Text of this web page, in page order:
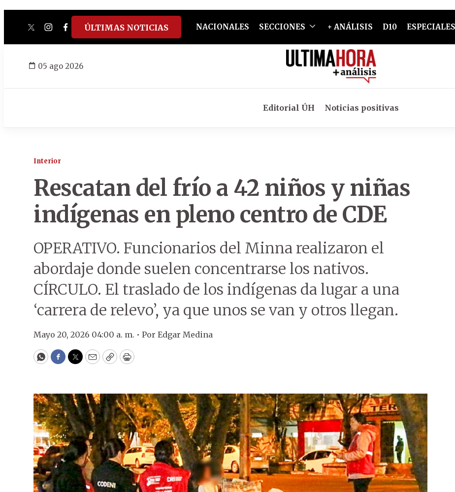
twitterinstagram
facebook
tiktokyoutube
spotify
ÚLTIMAS NOTICIAS NACIONALES SECCIONES + ANÁLISIS D10 ESPECIALES
05 ago 2026
Editorial ÚH Noticias positivas
Interior
Rescatan del frío a 42 niños y niñas
indígenas en pleno centro de CDE
OPERATIVO. Funcionarios del Minna realizaron el
abordaje donde suelen concentrarse los nativos.
CÍRCULO. El traslado de los indígenas da lugar a una
‘carrera de relevo’, ya que unos se van y otros llegan.
Mayo 20, 2026 04:00 a. m. • Por Edgar Medina
WhatsApp
Facebook
Twitter
EmailCopyPrint